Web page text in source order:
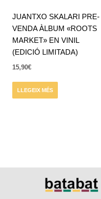
JUANTXO SKALARI PRE-
VENDA ÀLBUM «ROOTS
MARKET» EN VINIL
(EDICIÓ LIMITADA)
15,90€
LLEGEIX MÉS